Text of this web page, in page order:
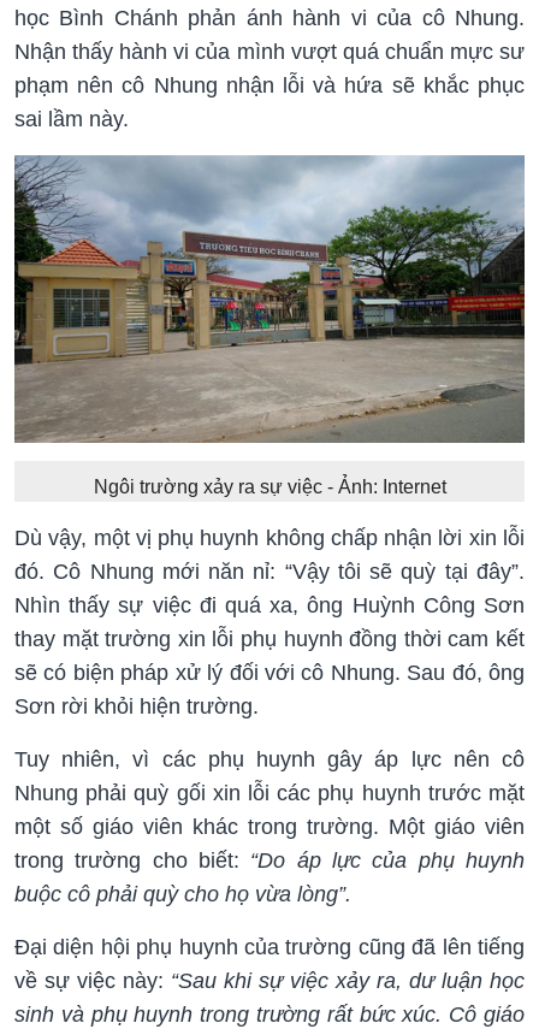
học Bình Chánh phản ánh hành vi của cô Nhung.
Nhận thấy hành vi của mình vượt quá chuẩn mực sư
phạm nên cô Nhung nhận lỗi và hứa sẽ khắc phục
sai lầm này.
Ngôi trường xảy ra sự việc - Ảnh: Internet
Dù vậy, một vị phụ huynh không chấp nhận lời xin lỗi
đó. Cô Nhung mới năn nỉ: “Vậy tôi sẽ quỳ tại đây”.
Nhìn thấy sự việc đi quá xa, ông Huỳnh Công Sơn
thay mặt trường xin lỗi phụ huynh đồng thời cam kết
sẽ có biện pháp xử lý đối với cô Nhung. Sau đó, ông
Sơn rời khỏi hiện trường.
Tuy nhiên, vì các phụ huynh gây áp lực nên cô
Nhung phải quỳ gối xin lỗi các phụ huynh trước mặt
một số giáo viên khác trong trường. Một giáo viên
trong trường cho biết: “Do áp lực của phụ huynh
buộc cô phải quỳ cho họ vừa lòng”.
Đại diện hội phụ huynh của trường cũng đã lên tiếng
về sự việc này: “Sau khi sự việc xảy ra, dư luận học
sinh và phụ huynh trong trường rất bức xúc. Cô giáo